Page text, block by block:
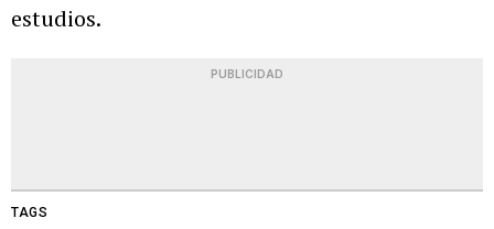
estudios.
PUBLICIDAD
TAGS